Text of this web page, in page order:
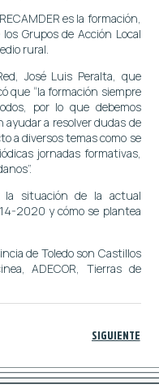
es la formación,
Grupos de Acción Local
rural.
José Luis Peralta, que
que “la formación siempre
por lo que debemos
a resolver dudas de
a diversos temas como se
jornadas formativas,
la situación de la actual
2020 y cómo se plantea
de Toledo son Castillos
ADECOR, Tierras de
SIGUIENTE